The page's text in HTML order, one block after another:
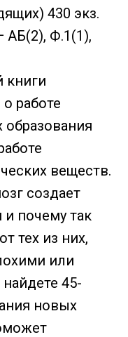
430 экз.
АБ(2), Ф.1(1),
книги
о работе
образования
веществ.
создает
почему так
тех из них,
или
45-
новых